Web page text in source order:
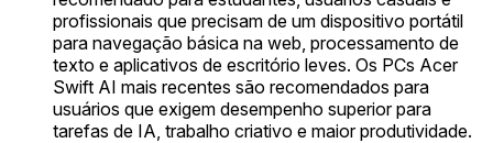
profissionais que precisam de um dispositivo portátil
para navegação básica na web, processamento de
texto e aplicativos de escritório leves. Os PCs Acer
Swift AI mais recentes são recomendados para
usuários que exigem desempenho superior para
tarefas de IA, trabalho criativo e maior produtividade.